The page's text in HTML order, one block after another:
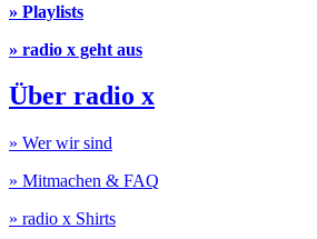
» Playlists
» radio x geht aus
Über radio x
» Wer wir sind
» Mitmachen & FAQ
» radio x Shirts